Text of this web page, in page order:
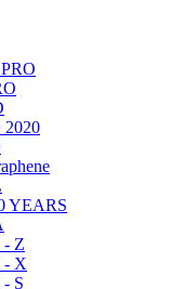
YEARS
Z
- X
S